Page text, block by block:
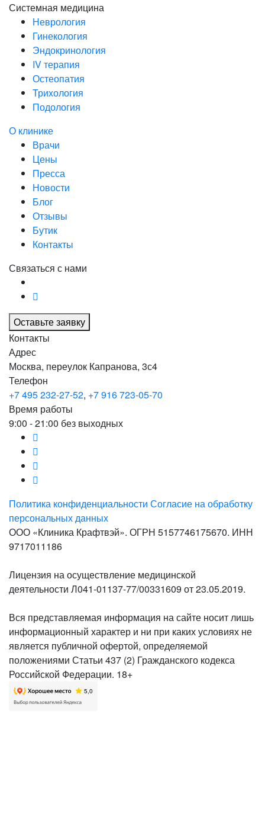
Системная медицина
Неврология
Гинекология
Эндокринология
IV терапия
Остеопатия
Трихология
Подология
О клинике
Врачи
Цены
Пресса
Новости
Блог
Отзывы
Бутик
Контакты
Связаться с нами
Оставьте заявку
Контакты
Адрес
Москва, переулок Капранова, 3с4
Телефон
+7 495 232-27-52, +7 916 723-05-70
Время работы
9:00 - 21:00 без выходных
Политика конфиденциальности Согласие на обработку
персональных данных
ООО «Клиника Крафтвэй». ОГРН 5157746175670. ИНН
9717011186
Лицензия на осуществление медицинской
деятельности Л041-01137-77/00331609 от 23.05.2019.
Вся представляемая информация на сайте носит лишь
информационный характер и ни при каких условиях не
является публичной офертой, определяемой
положениями Статьи 437 (2) Гражданского кодекса
Российской Федерации. 18+